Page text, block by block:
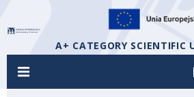
A+ CATEGORY SCIENTIFIC